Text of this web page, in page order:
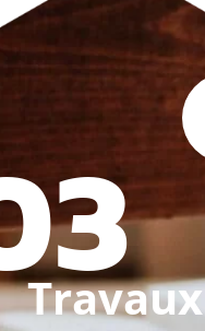
Travaux